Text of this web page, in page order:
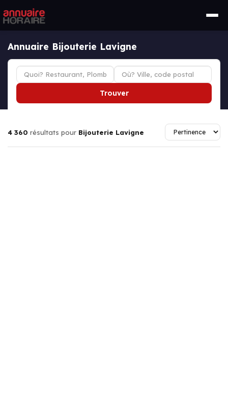
Annuaire Bijouterie Lavigne
Trouver
4 360 résultats pour Bijouterie Lavigne